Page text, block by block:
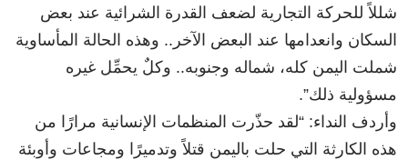
شللاً للحركة التجارية لضعف القدرة الشرائية عند بعض
السكان وانعدامها عند البعض الآخر.. وهذه الحالة المأساوية
شملت اليمن كله، شماله وجنوبه.. وكلٌ يحمِّل غيره
مسؤولية ذلك”.
وأردف النداء: “لقد حذّرت المنظمات الإنسانية مرارًا من
هذه الكارثة التي حلت باليمن قتلاً وتدميرًا ومجاعات وأوبئة